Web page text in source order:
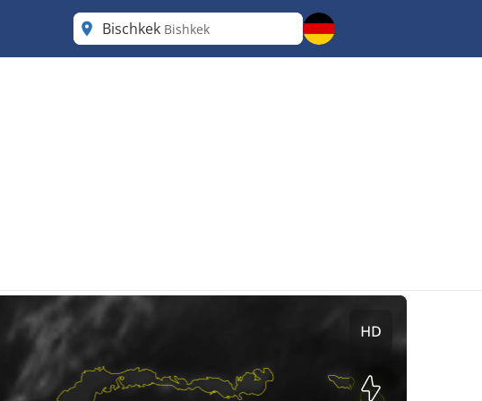
Bischkek Bishkek